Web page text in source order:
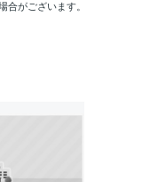
がございます。